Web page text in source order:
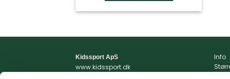
Kidssport ApS
www.kidssport.dk
Info